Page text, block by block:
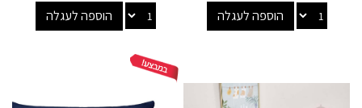
הוספה לעגלה
הוספה לעגלה